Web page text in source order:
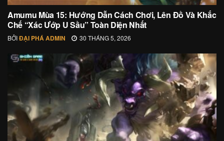
Amumu Mùa 15: Hướng Dẫn Cách Chơi, Lên Đồ Và Khắc
Chế “Xác Ướp U Sầu” Toàn Diện Nhất
BỞIĐẠI PHÁ ADMIN 30 THÁNG 5, 2026